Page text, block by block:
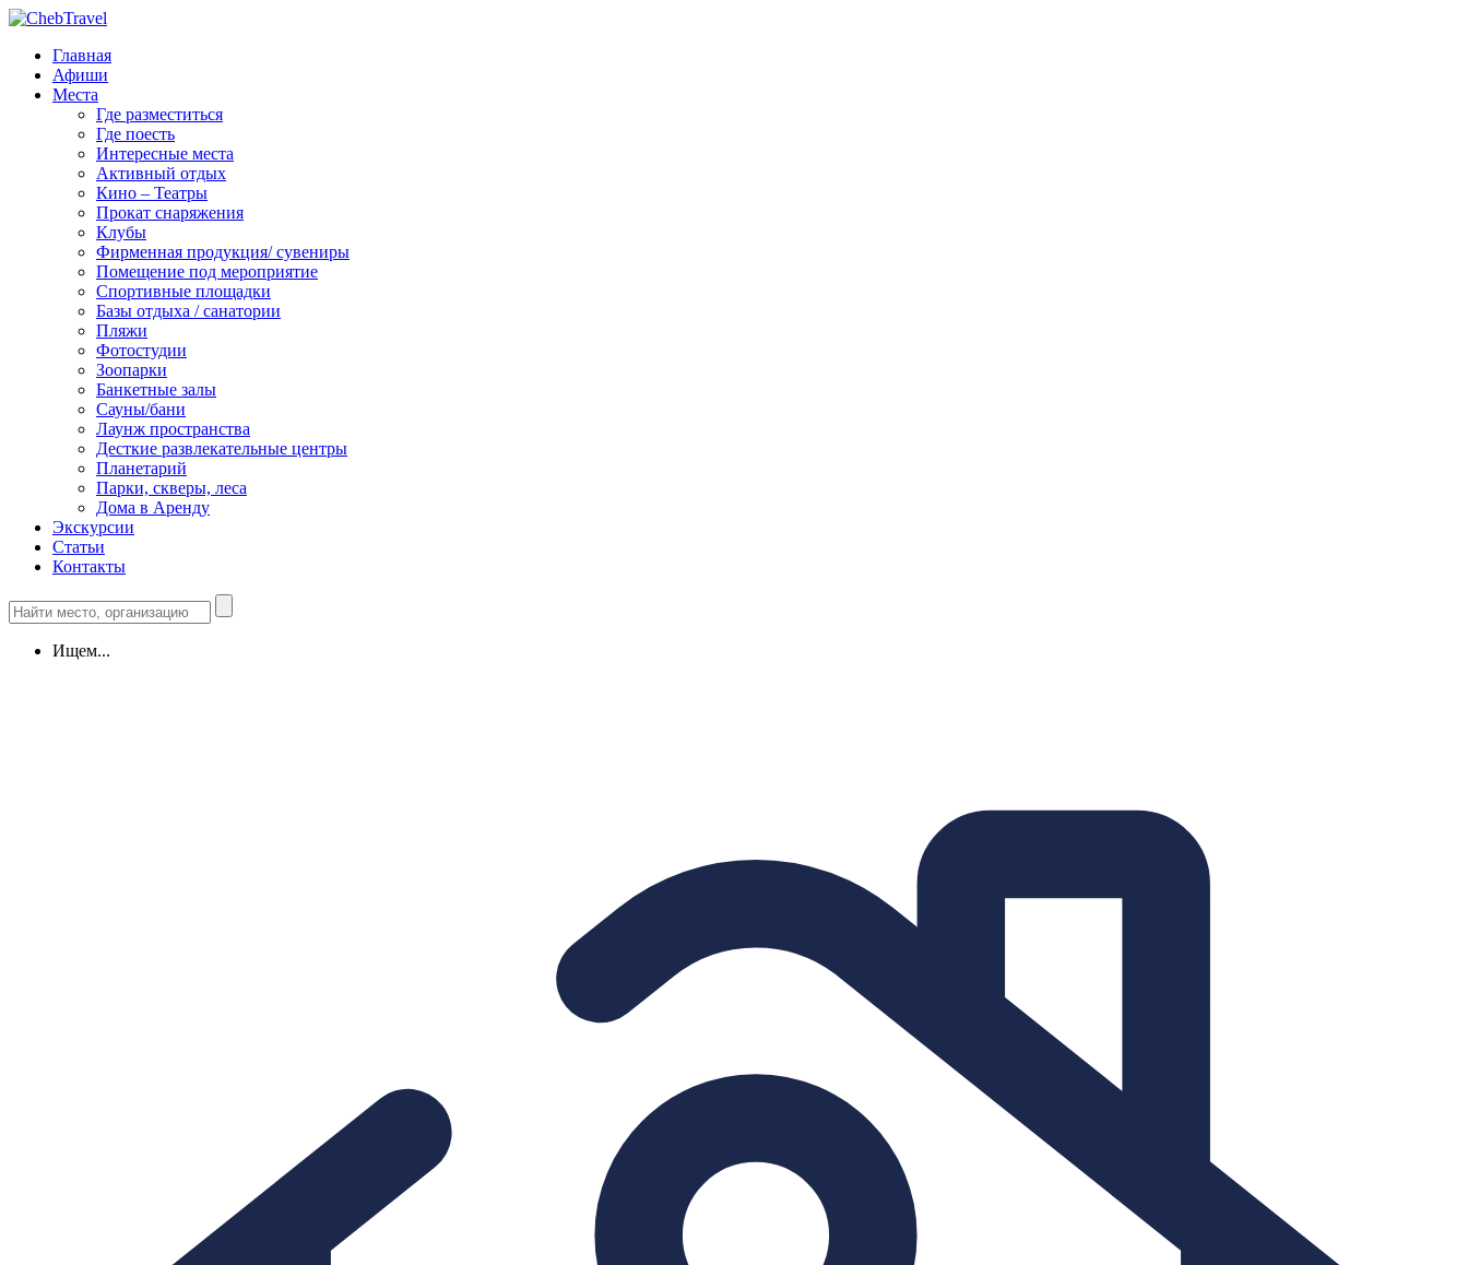
Главная
Афиши
Места
Где разместиться
Где поесть
Интересные места
Активный отдых
Кино – Театры
Прокат снаряжения
Клубы
Фирменная продукция/ сувениры
Помещение под мероприятие
Спортивные площадки
Базы отдыха / санатории
Пляжи
Фотостудии
Зоопарки
Банкетные залы
Сауны/бани
Лаунж пространства
Десткие развлекательные центры
Планетарий
Парки, скверы, леса
Дома в Аренду
Экскурсии
Статьи
Контакты
Ищем...